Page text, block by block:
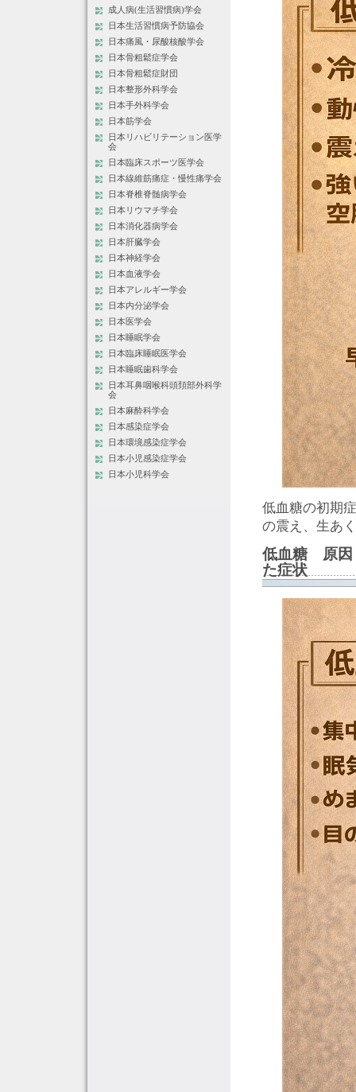
成人病(生活習慣病)学会
日本生活習慣病予防協会
日本痛風・尿酸核酸学会
日本骨粗鬆症学会
日本骨粗鬆症財団
日本整形外科学会
日本手外科学会
日本筋学会
日本リハビリテーション医学
会
日本臨床スポーツ医学会
日本線維筋痛症・慢性痛学会
日本脊椎脊髄病学会
日本リウマチ学会
日本消化器病学会
日本肝臓学会
日本神経学会
日本血液学会
日本アレルギー学会
日本内分泌学会
日本医学会
日本睡眠学会
日本臨床睡眠医学会
日本睡眠歯科学会
日本耳鼻咽喉科頭頚部外科学
会
日本麻酔科学会
日本感染症学会
日本環境感染症学会
日本小児感染症学会
日本小児科学会
低血糖の初期
の震え、生あ
低血糖 原因
た症状